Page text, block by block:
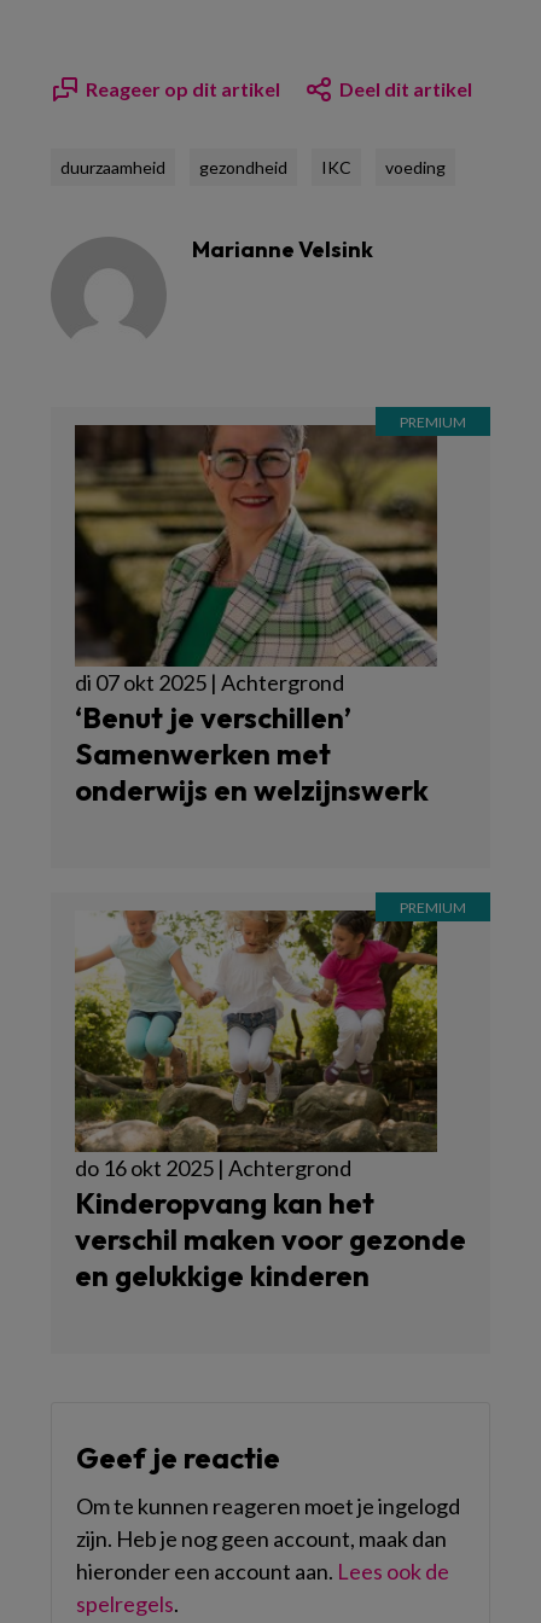
Reageer op dit artikel Deel dit artikel
duurzaamheid gezondheid IKC voeding
Marianne Velsink
di 07 okt 2025 | Achtergrond
‘Benut je verschillen’
Samenwerken met
onderwijs en welzijnswerk
do 16 okt 2025 | Achtergrond
Kinderopvang kan het
verschil maken voor gezonde
en gelukkige kinderen
Geef je reactie
Om te kunnen reageren moet je ingelogd
zijn. Heb je nog geen account, maak dan
hieronder een account aan. Lees ook de
spelregels.